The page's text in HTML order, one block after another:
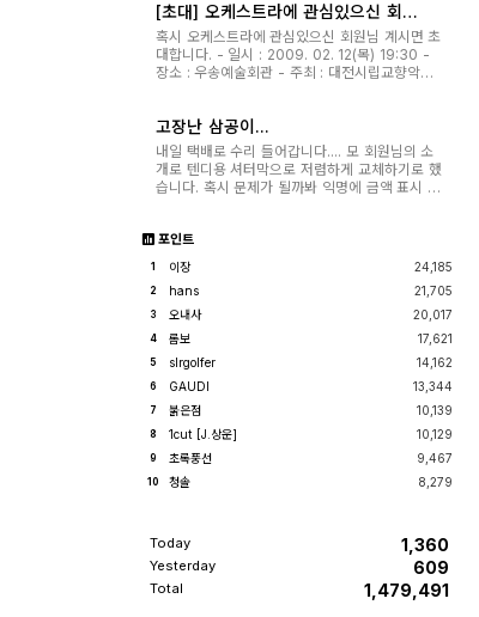
[초대] 오케스트라에 관심있으신 회원
님.....
혹시 오케스트라에 관심있으신 회원님 계시면 초
대합니다. - 일시 : 2009. 02. 12(목) 19:30 -
장소 : 우송예술회관 - 주최 : 대전시립교향악단
으로 오시면 제가 기다리다가 입장권을 드리겠습
니다. 가족이나 친구와 같이 오셔...
고장난 삼공이...
내일 택배로 수리 들어갑니다.... 모 회원님의 소
개로 텐디용 셔터막으로 저렴하게 교체하기로 했
습니다. 혹시 문제가 될까봐 익명에 금액 표시 하
고.... 아무래도 지인이 구입할 것 같습니다. 중고
구입하고 한달반만에 셔터막 ...
포인트
1 이장 24,185
2 hans 21,705
3 오내사 20,017
4 롬보 17,621
5 slrgolfer 14,162
6 GAUDI 13,344
7 붉은점 10,139
8 1cut [J.상운] 10,129
9 초록풍선 9,467
10 청솔 8,279
Today 1,360
Yesterday 609
Total 1,479,491